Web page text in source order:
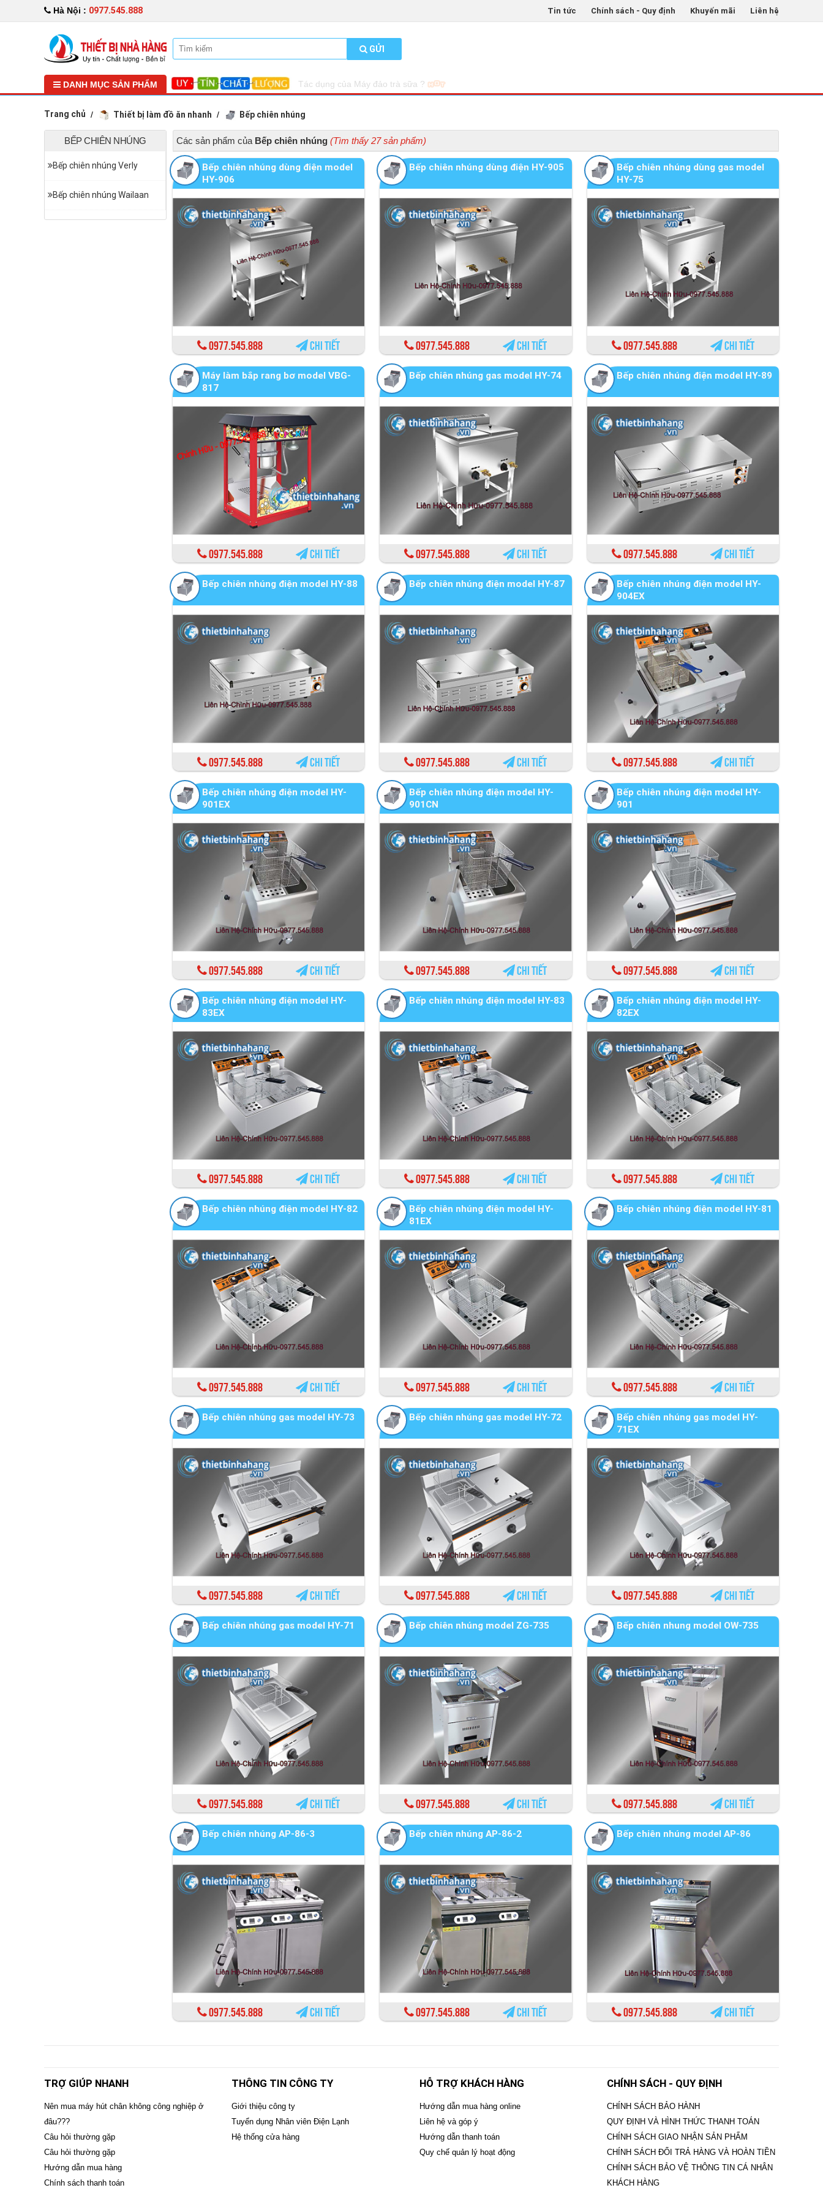
Hà Nội : 0977.545.888 Tin tức Chính sách - Quy định Khuyến mãi Liên hệ
GỬI
DANH MỤC SẢN PHẨM
CHỈ CẦN BỎ RA CHƯA TỚI 4 TRIỆU ĐỒNG ĐỂ MUA MỘT CHIẾC MÁY CẮT THỊT DONER KEBAB TỰ ĐỘNG CHÍNH
Trang chủ Thiết bị làm đồ ăn nhanh Bếp chiên nhúng
BẾP CHIÊN NHÚNG
Bếp chiên nhúng Verly
Bếp chiên nhúng Wailaan
Các sản phẩm của Bếp chiên nhúng (Tìm thấy 27 sản phẩm)
Bếp chiên nhúng dùng điện model
HY-906
0977.545.888 Chi tiết
Bếp chiên nhúng dùng điện HY-905
0977.545.888 Chi tiết
Bếp chiên nhúng dùng gas model
HY-75
0977.545.888 Chi tiết
Máy làm bắp rang bơ model VBG-
817
0977.545.888 Chi tiết
Bếp chiên nhúng gas model HY-74
0977.545.888 Chi tiết
Bếp chiên nhúng điện model HY-89
0977.545.888 Chi tiết
Bếp chiên nhúng điện model HY-88
0977.545.888 Chi tiết
Bếp chiên nhúng điện model HY-87
0977.545.888 Chi tiết
Bếp chiên nhúng điện model HY-
904EX
0977.545.888 Chi tiết
Bếp chiên nhúng điện model HY-
901EX
0977.545.888 Chi tiết
Bếp chiên nhúng điện model HY-
901CN
0977.545.888 Chi tiết
Bếp chiên nhúng điện model HY-
901
0977.545.888 Chi tiết
Bếp chiên nhúng điện model HY-
83EX
0977.545.888 Chi tiết
Bếp chiên nhúng điện model HY-83
0977.545.888 Chi tiết
Bếp chiên nhúng điện model HY-
82EX
0977.545.888 Chi tiết
Bếp chiên nhúng điện model HY-82
0977.545.888 Chi tiết
Bếp chiên nhúng điện model HY-
81EX
0977.545.888 Chi tiết
Bếp chiên nhúng điện model HY-81
0977.545.888 Chi tiết
Bếp chiên nhúng gas model HY-73
0977.545.888 Chi tiết
Bếp chiên nhúng gas model HY-72
0977.545.888 Chi tiết
Bếp chiên nhúng gas model HY-
71EX
0977.545.888 Chi tiết
Bếp chiên nhúng gas model HY-71
0977.545.888 Chi tiết
Bếp chiên nhúng model ZG-735
0977.545.888 Chi tiết
Bếp chiên nhung model OW-735
0977.545.888 Chi tiết
Bếp chiên nhúng AP-86-3
0977.545.888 Chi tiết
Bếp chiên nhúng AP-86-2
0977.545.888 Chi tiết
Bếp chiên nhúng model AP-86
0977.545.888 Chi tiết
TRỢ GIÚP NHANH
Nên mua máy hút chân không công nghiệp ở
đâu???
Câu hỏi thường gặp
Câu hỏi thường gặp
Hướng dẫn mua hàng
Chính sách thanh toán
THÔNG TIN CÔNG TY
Giới thiệu công ty
Tuyển dụng Nhân viên Điện Lạnh
Hệ thống cửa hàng
HỖ TRỢ KHÁCH HÀNG
Hướng dẫn mua hàng online
Liên hệ và góp ý
Hướng dẫn thanh toán
Quy chế quản lý hoạt động
CHÍNH SÁCH - QUY ĐỊNH
CHÍNH SÁCH BẢO HÀNH
QUY ĐỊNH VÀ HÌNH THỨC THANH TOÁN
CHÍNH SÁCH GIAO NHẬN SẢN PHẨM
CHÍNH SÁCH ĐỔI TRẢ HÀNG VÀ HOÀN TIỀN
CHÍNH SÁCH BẢO VỆ THÔNG TIN CÁ NHÂN
KHÁCH HÀNG